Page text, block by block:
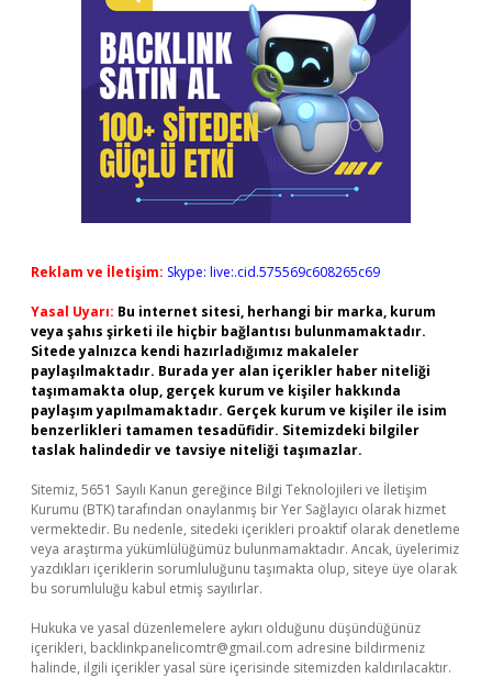
Reklam ve İletişim: Skype: live:.cid.575569c608265c69
Yasal Uyarı: Bu internet sitesi, herhangi bir marka, kurum
veya şahıs şirketi ile hiçbir bağlantısı bulunmamaktadır.
Sitede yalnızca kendi hazırladığımız makaleler
paylaşılmaktadır. Burada yer alan içerikler haber niteliği
taşımamakta olup, gerçek kurum ve kişiler hakkında
paylaşım yapılmamaktadır. Gerçek kurum ve kişiler ile isim
benzerlikleri tamamen tesadüfidir. Sitemizdeki bilgiler
taslak halindedir ve tavsiye niteliği taşımazlar.
Sitemiz, 5651 Sayılı Kanun gereğince Bilgi Teknolojileri ve İletişim
Kurumu (BTK) tarafından onaylanmış bir Yer Sağlayıcı olarak hizmet
vermektedir. Bu nedenle, sitedeki içerikleri proaktif olarak denetleme
veya araştırma yükümlülüğümüz bulunmamaktadır. Ancak, üyelerimiz
yazdıkları içeriklerin sorumluluğunu taşımakta olup, siteye üye olarak
bu sorumluluğu kabul etmiş sayılırlar.
Hukuka ve yasal düzenlemelere aykırı olduğunu düşündüğünüz
içerikleri, backlinkpanelicomtr@gmail.com adresine bildirmeniz
halinde, ilgili içerikler yasal süre içerisinde sitemizden kaldırılacaktır.